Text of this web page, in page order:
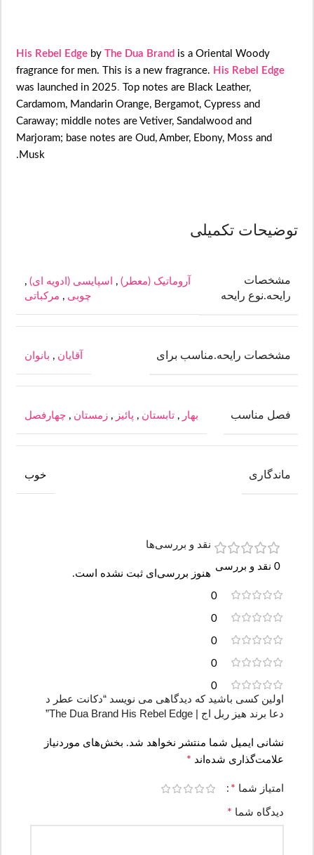
His Rebel Edge by The Dua Brand is a Oriental Woody
fragrance for men. This is a new fragrance. His Rebel Edge
was launched in 2025. Top notes are Black Leather,
Cardamom, Mandarin Orange, Bergamot, Cypress and
Caraway; middle notes are Vetiver, Sandalwood and
Marjoram; base notes are Oud, Amber, Ebony, Moss and
Musk.
توضیحات تکمیلی
مشخصات
رایحه.نوع رایحه
آروماتیک (معطر) , اسپایسی (ادویه ای) ,
چوبی , مرکباتی
مشخصات رایحه.مناسب برای آقایان , بانوان
فصل مناسب بهار , تابستان , پائیز , زمستان , چهارفصل
ماندگاری خوب
0 نقد و بررسی
0
0
0
0
0
نقد و بررسی‌ها
هنوز بررسی‌ای ثبت نشده است.
اولین کسی باشید که دیدگاهی می نویسد “دکانت عطر د
دعا برند هیز ربل اج | The Dua Brand His Rebel Edge”
نشانی ایمیل شما منتشر نخواهد شد. بخش‌های موردنیاز
علامت‌گذاری شده‌اند *
امتیاز شما *
دیدگاه شما *